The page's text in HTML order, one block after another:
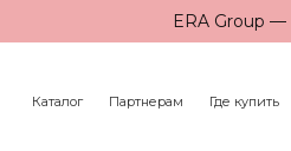
ERA Group —
Каталог Партнерам Где купить